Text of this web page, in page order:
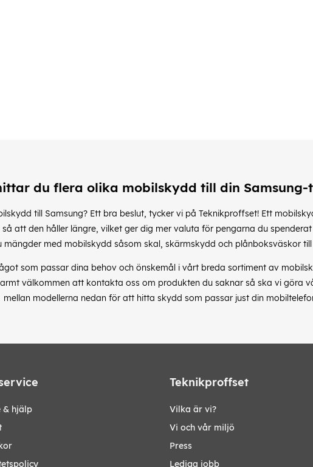
du flera olika mobilskydd till din Samsung-
till Samsung? Ett bra beslut, tycker vi på Teknikproffset! Ett
att den håller längre, vilket ger dig mer valuta för pengarna du
mängder med mobilskydd såsom skal, skärmskydd och plånboksväskor till
som passar dina behov och önskemål i vårt breda sortiment av
välkommen att kontakta oss om produkten du saknar så ska vi göra
mellan modellerna nedan för att hitta skydd som passar just din
& hjälp
Teknikproffset
Vilka är vi?
Vi och vår miljö
Press
Lediga jobb